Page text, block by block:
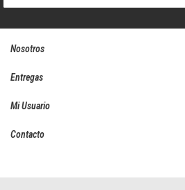
boletín
Nosotros
Entregas
Mi Usuario
Contacto